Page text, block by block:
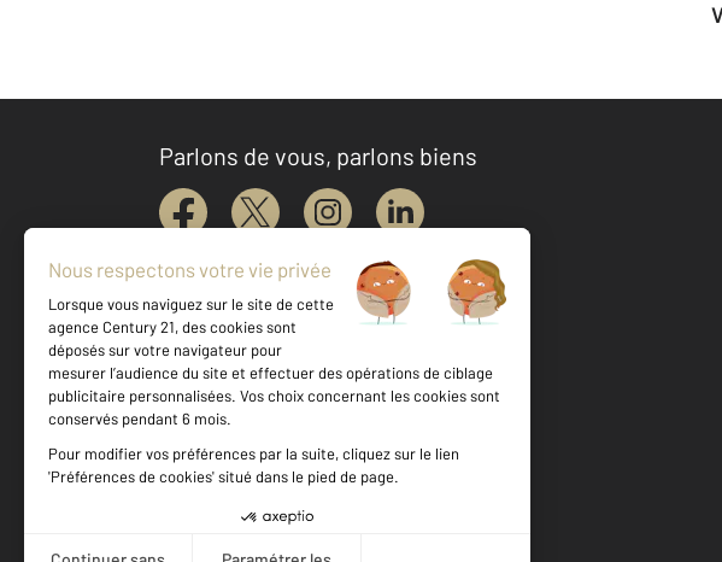
Parlons de vous, parlons biens
Votre agence est notée
Achat
Location